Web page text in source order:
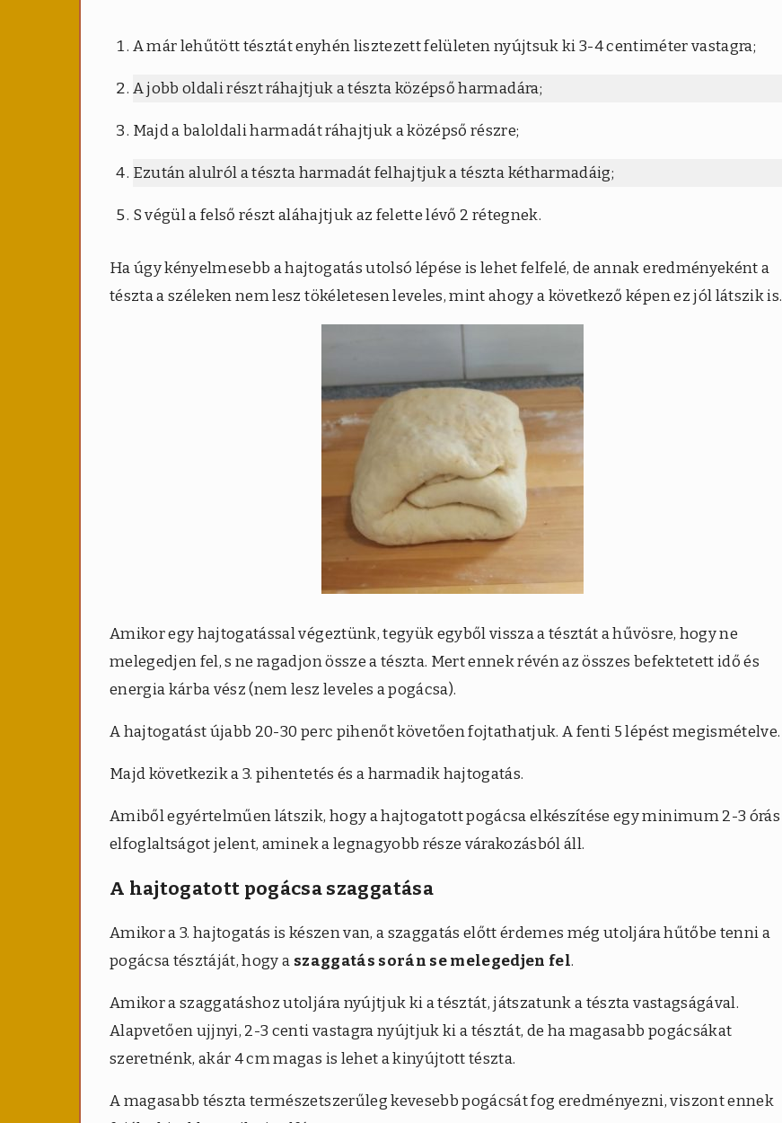
A már lehűtött tésztát enyhén lisztezett felületen nyújtsuk ki 3-4 centiméter vastagra;
A jobb oldali részt ráhajtjuk a tészta középső harmadára;
Majd a baloldali harmadát ráhajtjuk a középső részre;
Ezután alulról a tészta harmadát felhajtjuk a tészta kétharmadáig;
S végül a felső részt aláhajtjuk az felette lévő 2 rétegnek.
Ha úgy kényelmesebb a hajtogatás utolsó lépése is lehet felfelé, de annak eredményeként a
tészta a széleken nem lesz tökéletesen leveles, mint ahogy a következő képen ez jól látszik is.
Amikor egy hajtogatással végeztünk, tegyük egyből vissza a tésztát a hűvösre, hogy ne
melegedjen fel, s ne ragadjon össze a tészta. Mert ennek révén az összes befektetett idő és
energia kárba vész (nem lesz leveles a pogácsa).
A hajtogatást újabb 20-30 perc pihenőt követően fojtathatjuk. A fenti 5 lépést megismételve.
Majd következik a 3. pihentetés és a harmadik hajtogatás.
Amiből egyértelműen látszik, hogy a hajtogatott pogácsa elkészítése egy minimum 2-3 órás
elfoglaltságot jelent, aminek a legnagyobb része várakozásból áll.
A hajtogatott pogácsa szaggatása
Amikor a 3. hajtogatás is készen van, a szaggatás előtt érdemes még utoljára hűtőbe tenni a
pogácsa tésztáját, hogy a szaggatás során se melegedjen fel.
Amikor a szaggatáshoz utoljára nyújtjuk ki a tésztát, játszatunk a tészta vastagságával.
Alapvetően ujjnyi, 2-3 centi vastagra nyújtjuk ki a tésztát, de ha magasabb pogácsákat
szeretnénk, akár 4 cm magas is lehet a kinyújtott tészta.
A magasabb tészta természetszerűleg kevesebb pogácsát fog eredményezni, viszont ennek